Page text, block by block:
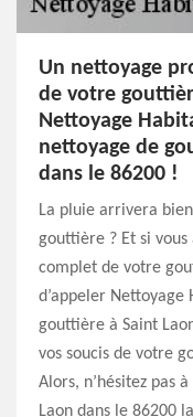
Un nettoyage
de votre
Nettoyage
nettoyage de
dans le 86200 !
La pluie arrivera
gouttière ? Et si
complet de votre
d’appeler
gouttière à Saint
vos soucis de votre
Alors, n’hésitez pas
Laon dans le 86200